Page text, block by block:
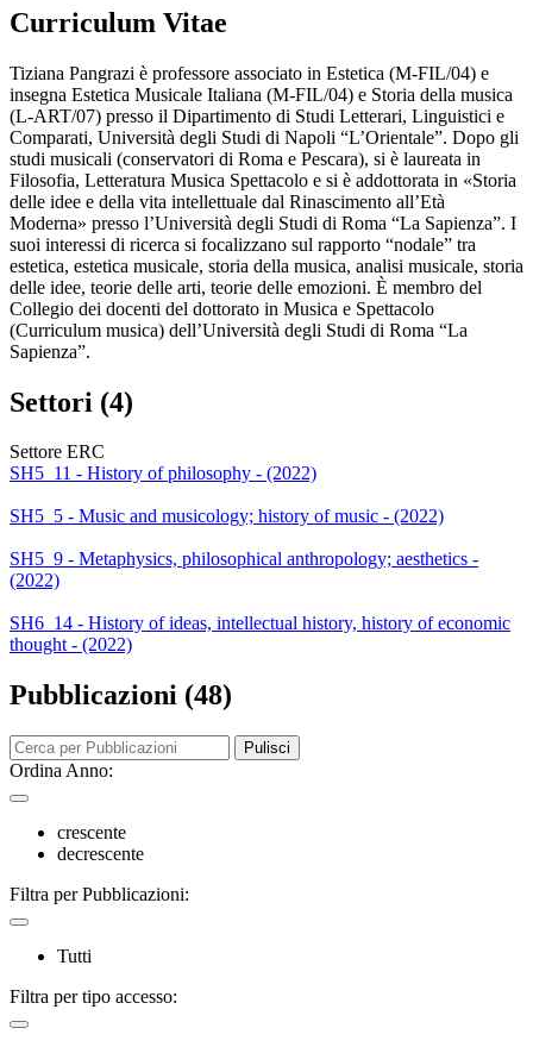
Curriculum Vitae
Tiziana Pangrazi è professore associato in Estetica (M-FIL/04) e
insegna Estetica Musicale Italiana (M-FIL/04) e Storia della musica
(L-ART/07) presso il Dipartimento di Studi Letterari, Linguistici e
Comparati, Università degli Studi di Napoli “L’Orientale”. Dopo gli
studi musicali (conservatori di Roma e Pescara), si è laureata in
Filosofia, Letteratura Musica Spettacolo e si è addottorata in «Storia
delle idee e della vita intellettuale dal Rinascimento all’Età
Moderna» presso l’Università degli Studi di Roma “La Sapienza”. I
suoi interessi di ricerca si focalizzano sul rapporto “nodale” tra
estetica, estetica musicale, storia della musica, analisi musicale, storia
delle idee, teorie delle arti, teorie delle emozioni. È membro del
Collegio dei docenti del dottorato in Musica e Spettacolo
(Curriculum musica) dell’Università degli Studi di Roma “La
Sapienza”.
Settori (4)
Settore ERC
SH5_11 - History of philosophy - (2022)
SH5_5 - Music and musicology; history of music - (2022)
SH5_9 - Metaphysics, philosophical anthropology; aesthetics -
(2022)
SH6_14 - History of ideas, intellectual history, history of economic
thought - (2022)
Pubblicazioni (48)
Pulisci
Ordina Anno:
crescente
decrescente
Filtra per Pubblicazioni:
Tutti
Filtra per tipo accesso: